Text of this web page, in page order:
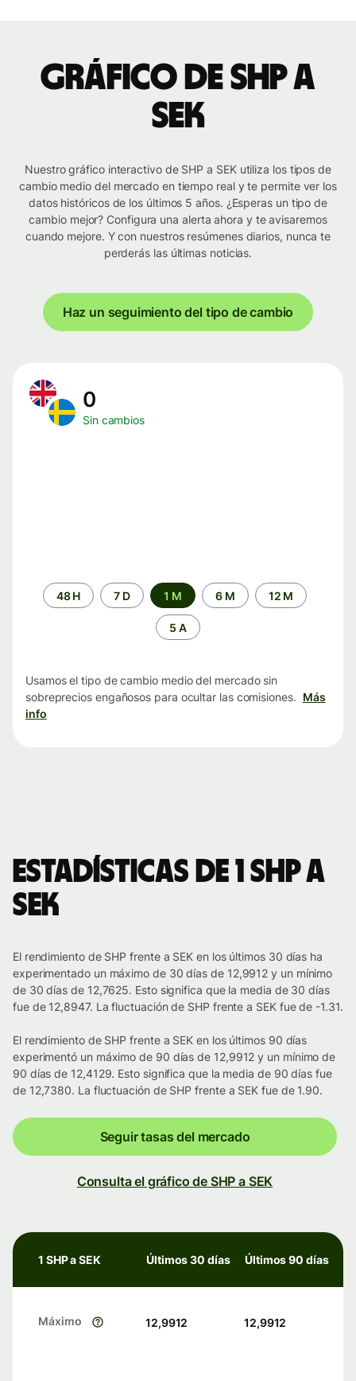
Gráfico de SHP a
SEK
Nuestro gráfico interactivo de SHP a SEK utiliza los tipos de
cambio medio del mercado en tiempo real y te permite ver los
datos históricos de los últimos 5 años. ¿Esperas un tipo de
cambio mejor? Configura una alerta ahora y te avisaremos
cuando mejore. Y con nuestros resúmenes diarios, nunca te
perderás las últimas noticias.
Haz un seguimiento del tipo de cambio
0
Sin cambios
Periodo48 H 7 D 1 M 6 M 12 M
5 A
Usamos el tipo de cambio medio del mercado sin
sobreprecios engañosos para ocultar las comisiones. Más
info
Estadísticas de 1 SHP a
SEK
El rendimiento de SHP frente a SEK en los últimos 30 días ha
experimentado un máximo de 30 días de 12,9912 y un mínimo
de 30 días de 12,7625. Esto significa que la media de 30 días
fue de 12,8947. La fluctuación de SHP frente a SEK fue de -1.31.
El rendimiento de SHP frente a SEK en los últimos 90 días
experimentó un máximo de 90 días de 12,9912 y un mínimo de
90 días de 12,4129. Esto significa que la media de 90 días fue
de 12,7380. La fluctuación de SHP frente a SEK fue de 1.90.
Seguir tasas del mercado
Consulta el gráfico de SHP a SEK
1 SHP a SEK Últimos 30 días Últimos 90 días
Máximo 12,9912 12,9912